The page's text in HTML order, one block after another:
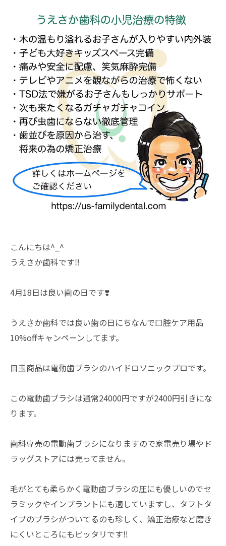
こんにちは^_^
うえさか歯科です‼️
4月18日は良い歯の日です❣️
うえさか歯科では良い歯の日にちなんで口腔ケア用品
10%offキャンペーンしてます。
目玉商品は電動歯ブラシのハイドロソニックプロです。
この電動歯ブラシは通常24000円ですが2400円引きにな
ります。
歯科専売の電動歯ブラシになりますので家電売り場やド
ラッグストアには売ってません。
毛がとても柔らかく電動歯ブラシの圧にも優しいのでセ
ラミックやインプラントにも適していますし、タフトタ
イプのブラシがついてるのも珍しく、矯正治療など磨き
にくいところにもピッタリです‼️